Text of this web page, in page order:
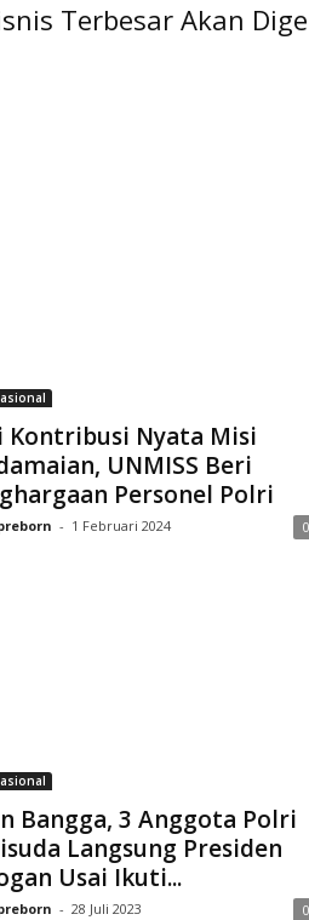
Terbesar Akan
Kontribusi Nyata Misi
UNMISS Beri
Personel Polri
- 1 Februari 2024 0
Bangga, 3 Anggota Polri
Langsung Presiden
Usai Ikuti...
- 28 Juli 2023 0